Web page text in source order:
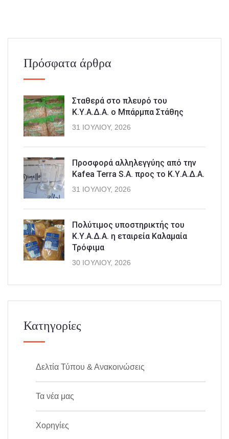
Πρόσφατα άρθρα
Σταθερά στο πλευρό του
Κ.Υ.Α.Δ.Α. ο Μπάρμπα Στάθης
31 ΙΟΥΛΊΟΥ, 2026
Προσφορά αλληλεγγύης από την
Kafea Terra S.A. προς το Κ.Υ.Α.Δ.Α.
31 ΙΟΥΛΊΟΥ, 2026
Πολύτιμος υποστηρικτής του
Κ.Υ.Α.Δ.Α. η εταιρεία Καλαμαία
Τρόφιμα
30 ΙΟΥΛΊΟΥ, 2026
Κατηγορίες
Δελτία Τύπου & Ανακοινώσεις
Τα νέα μας
Χορηγίες